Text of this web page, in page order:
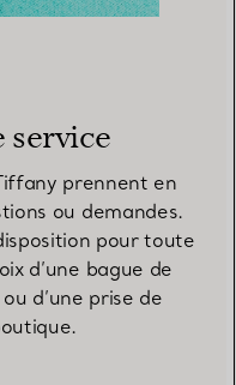
service
prennent en
ou demandes.
pour toute
d’une bague de
d’une prise de